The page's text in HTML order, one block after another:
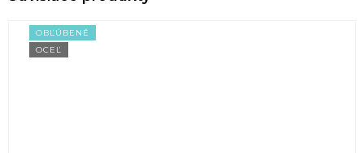
OBĽÚBENÉ
OCEĽ